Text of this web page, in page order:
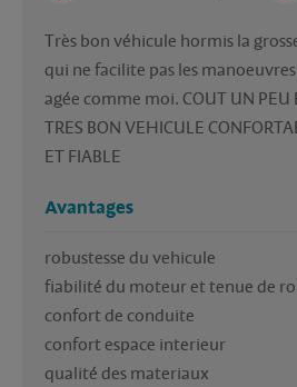
Très bon véhicule hormis la
qui ne facilite pas les
agée comme moi. COUT UN PEU
TRES BON VEHICULE
ET FIABLE
Avantages
robustesse du vehicule
fiabilité du moteur et tenue de
confort de conduite
confort espace interieur